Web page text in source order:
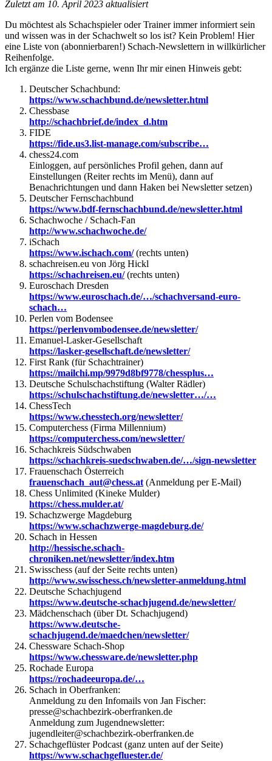
Zuletzt am 10. April 2023 aktualisiert
Du möchtest als Schachspieler oder Trainer immer informiert sein
und wissen was in der Schachwelt so los ist? Kein Problem! Hier
eine Liste von (abonnierbaren!) Schach-Newslettern in willkürlicher
Reihenfolge.
Ich ergänze die Liste gerne, wenn Ihr mir einen Hinweis gebt:
Deutscher Schachbund:
https://www.schachbund.de/newsletter.html
Chessbase
http://schachbrief.de/index_d.htm
FIDE
https://fide.us3.list-manage.com/subscribe…
chess24.com
Einloggen, auf persönliches Profil gehen, dann auf
Einstellungen (Reiter rechts im Menü), dann auf
Benachrichtungen und dann Haken bei Newsletter setzen)
Deutscher Fernschachbund
https://www.bdf-fernschachbund.de/newsletter.html
Schachwoche / Schach-Fan
http://www.schachwoche.de/
iSchach
https://www.ischach.com/(rechts unten)
schachreisen.eu von Jörg Hickl
https://schachreisen.eu/(rechts unten)
Euroschach Dresden
https://www.euroschach.de/…/schachversand-euro-
schach…
Perlen vom Bodensee
https://perlenvombodensee.de/newsletter/
Emanuel-Lasker-Gesellschaft
https://lasker-gesellschaft.de/newsletter/
First Rank (für Schachtrainer)
https://mailchi.mp/9979d8bf9778/chessplus…
Deutsche Schulschachstiftung (Walter Rädler)
https://schulschachstiftung.de/newsletter…/…
ChessTech
https://www.chesstech.org/newsletter/
Computerchess (Firma Millennium)
https://computerchess.com/newsletter/
Schachkreis Südschwaben
https://schachkreis-suedschwaben.de/…/sign-newsletter
Frauenschach Österreich
frauenschach_aut@chess.at (Anmeldung per E-Mail)
Chess Unlimited (Kineke Mulder)
https://chess.mulder.at/
Schachzwerge Magdeburg
https://www.schachzwerge-magdeburg.de/
Schach in Hessen
http://hessische.schach-
chroniken.net/newsletter/index.htm
Swisschess (auf der Seite rechts unten)
http://www.swisschess.ch/newsletter-anmeldung.html
Deutsche Schachjugend
https://www.deutsche-schachjugend.de/newsletter/
Mädchenschach (über Dt. Schachjugend)
https://www.deutsche-
schachjugend.de/maedchen/newsletter/
Chessware Schach-Shop
https://www.chessware.de/newsletter.php
Rochade Europa
https://rochadeeuropa.de/…
Schach in Oberfranken:
Anmeldung zu den Infomails von Jan Fischer:
presse@schachbezirk-oberfranken.de
Anmeldung zum Jugendnewsletter:
jugendleiter@schachbezirk-oberfranken.de
Schachgeflüster Podcast (ganz unten auf der Seite)
https://www.schachgefluester.de/